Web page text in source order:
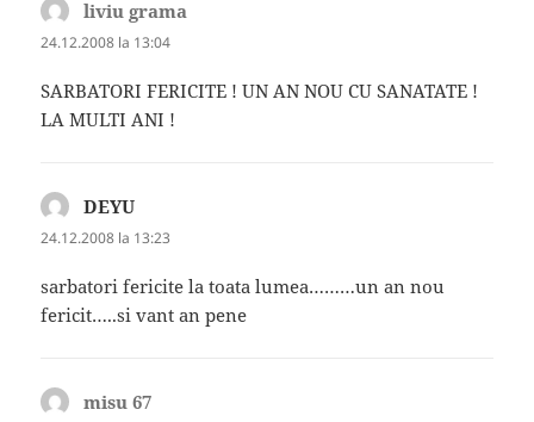
liviu grama
24.12.2008 la 13:04
SARBATORI FERICITE ! UN AN NOU CU SANATATE !
LA MULTI ANI !
DEYU
24.12.2008 la 13:23
sarbatori fericite la toata lumea………un an nou
fericit…..si vant an pene
misu 67